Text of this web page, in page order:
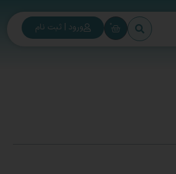
0 ورود | ثبت نام